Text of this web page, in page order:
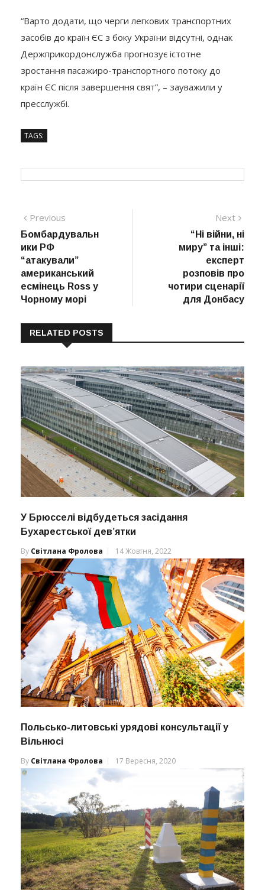
“Варто додати, що черги легкових транспортних
засобів до країн ЄС з боку України відсутні, однак
Держприкордонслужба прогнозує істотне
зростання пасажиро-транспортного потоку до
країн ЄС після завершення свят”, – зауважили у
пресслужбі.
TAGS:
Навігація
записів
Previous
post:
Бомбардувальн
ики РФ
“атакували”
американський
есмінець Ross у
Чорному морі
Next
post:
“Ні війни, ні
миру” та інші:
експерт
розповів про
чотири сценарії
для Донбасу
RELATED POSTS
У Брюсселі відбудеться засідання
Бухарестської дев’ятки
By Світлана Фролова 14 Жовтня, 2022
Польсько-литовські урядові консультації у
Вільнюсі
By Світлана Фролова 17 Вересня, 2020